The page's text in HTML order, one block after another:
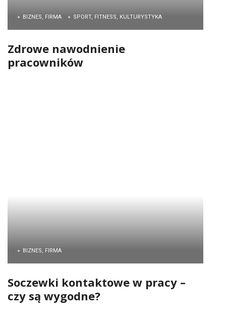
BIZNES, FIRMA SPORT, FITNESS, KULTURYSTYKA
Zdrowe nawodnienie
pracowników
BIZNES, FIRMA
Soczewki kontaktowe w pracy –
czy są wygodne?